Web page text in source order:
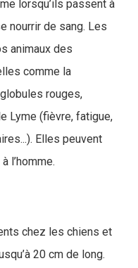
lorsqu’ils passent à
nourrir de sang. Les
animaux des
comme la
rouges,
Lyme (fièvre, fatigue,
Elles peuvent
l’homme.
chez les chiens et
20 cm de long.